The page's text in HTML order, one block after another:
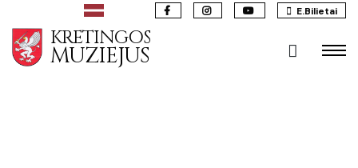
KRETINGOS
MUZIEJUS
E.Bilietai